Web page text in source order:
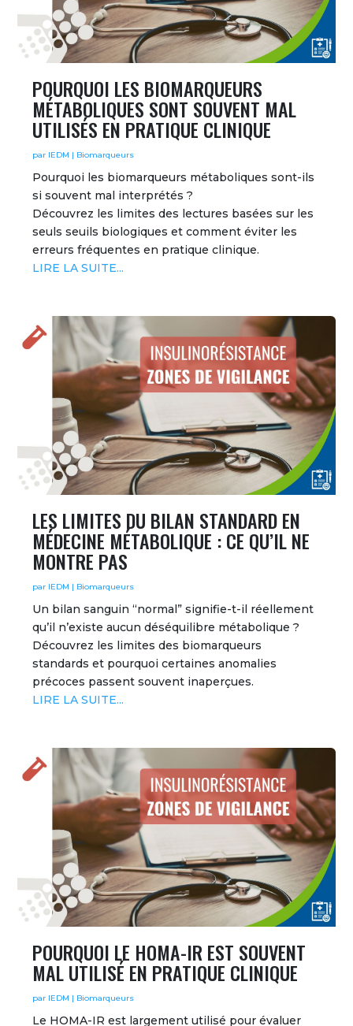
POURQUOI LES BIOMARQUEURS
MÉTABOLIQUES SONT SOUVENT MAL
UTILISÉS EN PRATIQUE CLINIQUE
par IEDM | Biomarqueurs
Pourquoi les biomarqueurs métaboliques sont-ils
si souvent mal interprétés ?
Découvrez les limites des lectures basées sur les
seuls seuils biologiques et comment éviter les
erreurs fréquentes en pratique clinique.
LIRE LA SUITE...
LES LIMITES DU BILAN STANDARD EN
MÉDECINE MÉTABOLIQUE : CE QU’IL NE
MONTRE PAS
par IEDM | Biomarqueurs
Un bilan sanguin “normal” signifie-t-il réellement
qu’il n’existe aucun déséquilibre métabolique ?
Découvrez les limites des biomarqueurs
standards et pourquoi certaines anomalies
précoces passent souvent inaperçues.
LIRE LA SUITE...
POURQUOI LE HOMA-IR EST SOUVENT
MAL UTILISÉ EN PRATIQUE CLINIQUE
par IEDM | Biomarqueurs
Le HOMA-IR est largement utilisé pour évaluer